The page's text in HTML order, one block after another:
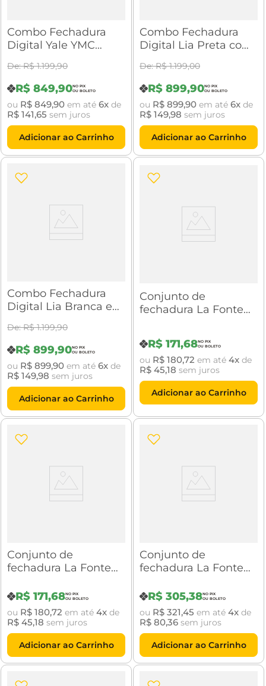
Combo Fechadura
Digital Yale YMC
com Yale Connect
R$ 1.199,90
R$ 849,90
ou R$ 849,90 em até 6 de
R$ 141,65 sem juros
Adicionar ao Carrinho
Combo Fechadura
Digital Lia Preta com
R$ 1.199,00
R$ 899,90
ou R$ 899,90 em até 6 de
R$ 149,98 sem juros
Adicionar ao Carrinho
Combo Fechadura
Digital Lia Branca e
Connect
R$ 1.199,90
R$ 899,90
ou R$ 899,90 em até 6 de
R$ 149,98 sem juros
Adicionar ao Carrinho
Conjunto de
fechadura La Fonte
55 Roseta 323
R$ 171,68
ou R$ 180,72 em até 4 de
R$ 45,18 sem juros
Adicionar ao Carrinho
Conjunto de
fechadura La Fonte
55 Roseta 323
R$ 171,68
ou R$ 180,72 em até 4 de
R$ 45,18 sem juros
Adicionar ao Carrinho
Conjunto de
fechadura La Fonte
Roseta 357
R$ 305,38
ou R$ 321,45 em até 4 de
R$ 80,36 sem juros
Adicionar ao Carrinho